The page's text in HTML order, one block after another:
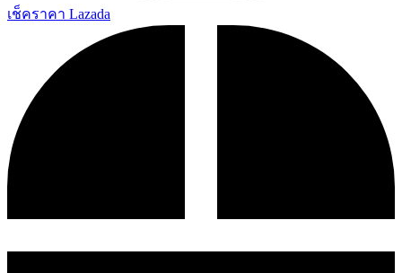
เช็คราคา Lazada